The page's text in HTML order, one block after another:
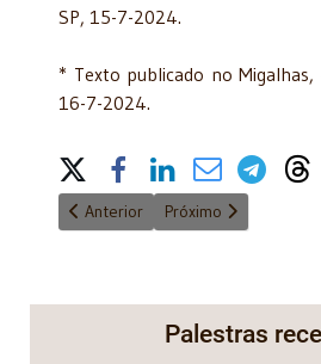
SP, 15-7-2024.
* Texto publicado no Migalhas,
16-7-2024.
Share on Social
Artigo anterior: Brasil que temos
Anterior Próximo artigo: Os
Próximo
Palestras